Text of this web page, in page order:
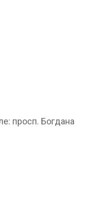
просп. Богдана